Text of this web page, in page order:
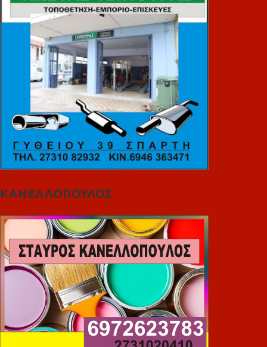
ΚΑΝΕΛΛΟΠΟΥΛΟΣ